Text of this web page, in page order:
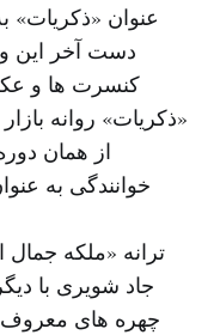
عنوان «ذکریات»
دست آخر این
کنسرت ها و
«ذکریات» روانه
از همان
خوانندگی به
ترانه «ملکه
جاد شویری با
چهره های معروف